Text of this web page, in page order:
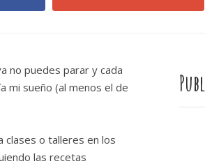
no puedes parar y cada
mi sueño (al menos el de
clases o talleres en los
las recetas